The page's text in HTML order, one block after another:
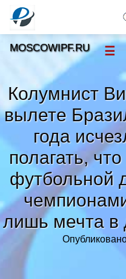
Колумнист
вылете
года
полагать,
футбольной
лишь мечта
MOSCOWIPF.RU ☰
Тренды новостей »
Рубрики»
Правила
Контакт